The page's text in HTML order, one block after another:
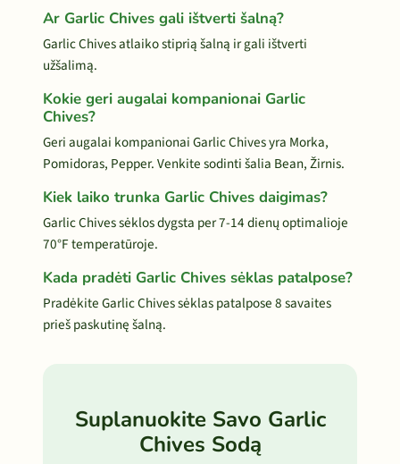
Ar Garlic Chives gali ištverti šalną?
Garlic Chives atlaiko stiprią šalną ir gali ištverti
užšalimą.
Kokie geri augalai kompanionai Garlic
Chives?
Geri augalai kompanionai Garlic Chives yra Morka,
Pomidoras, Pepper. Venkite sodinti šalia Bean, Žirnis.
Kiek laiko trunka Garlic Chives daigimas?
Garlic Chives sėklos dygsta per 7-14 dienų optimalioje
70°F temperatūroje.
Kada pradėti Garlic Chives sėklas patalpose?
Pradėkite Garlic Chives sėklas patalpose 8 savaites
prieš paskutinę šalną.
Suplanuokite Savo Garlic
Chives Sodą